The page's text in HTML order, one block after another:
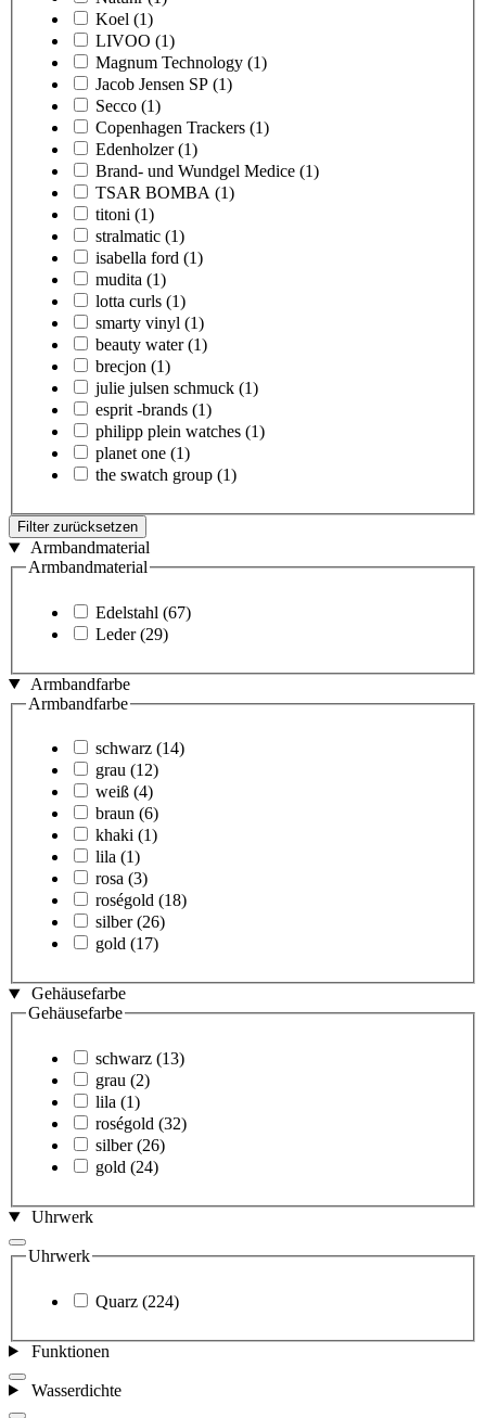
Koel (1)
LIVOO (1)
Magnum Technology (1)
Jacob Jensen SP (1)
Secco (1)
Copenhagen Trackers (1)
Edenholzer (1)
Brand- und Wundgel Medice (1)
TSAR BOMBA (1)
titoni (1)
stralmatic (1)
isabella ford (1)
mudita (1)
lotta curls (1)
smarty vinyl (1)
beauty water (1)
brecjon (1)
julie julsen schmuck (1)
esprit -brands (1)
philipp plein watches (1)
planet one (1)
the swatch group (1)
Filter zurücksetzen
Armbandmaterial
Armbandmaterial
Edelstahl (67)
Leder (29)
Armbandfarbe
Armbandfarbe
schwarz (14)
grau (12)
weiß (4)
braun (6)
khaki (1)
lila (1)
rosa (3)
roségold (18)
silber (26)
gold (17)
Gehäusefarbe
Gehäusefarbe
schwarz (13)
grau (2)
lila (1)
roségold (32)
silber (26)
gold (24)
Uhrwerk
Uhrwerk
Quarz (224)
Funktionen
Wasserdichte